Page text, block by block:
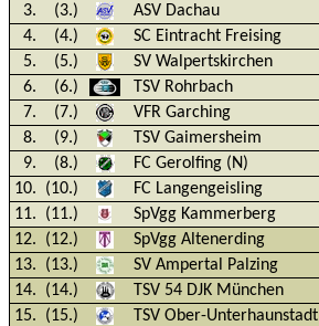
3.
(3.) ASV Dachau
4.
(4.) SC Eintracht Freising
5.
(5.) SV Walpertskirchen
6.
(6.) TSV Rohrbach
7.
(7.) VFR Garching
8.
(9.) TSV Gaimersheim
9.
(8.) FC Gerolfing (N)
10.
(10.) FC Langengeisling
11.
(11.) SpVgg Kammerberg
12.
(12.) SpVgg Altenerding
13.
(13.) SV Ampertal Palzing
14.
(14.) TSV 54 DJK München
15.
(15.) TSV Ober-Unterhaunstadt